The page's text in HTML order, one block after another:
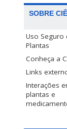
SOBRE
Uso Seguro
Plantas
Conheça a
Links
Interações
plantas e